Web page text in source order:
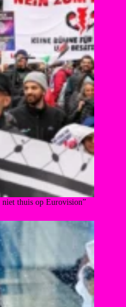
niet thuis op Eurovision”